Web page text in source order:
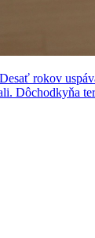
Desať rokov
Dôchodkyňa